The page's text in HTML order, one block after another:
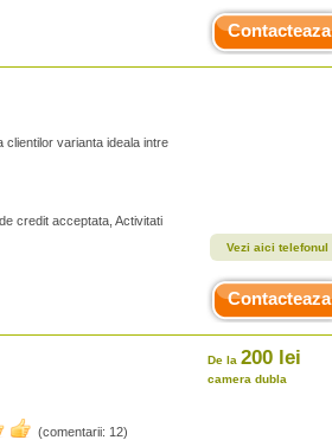
Contacteaza
clientilor varianta ideala intre
credit acceptata, Activitati
Vezi aici telefonul
Contacteaza
(comentarii: 12)
De la 200 lei
camera dubla